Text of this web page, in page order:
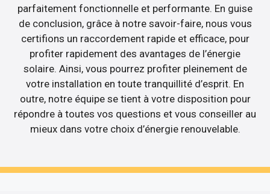
parfaitement fonctionnelle et performante. En guise
de conclusion, grâce à notre savoir-faire, nous vous
certifions un raccordement rapide et efficace, pour
profiter rapidement des avantages de l’énergie
solaire. Ainsi, vous pourrez profiter pleinement de
votre installation en toute tranquillité d’esprit. En
outre, notre équipe se tient à votre disposition pour
répondre à toutes vos questions et vous conseiller au
mieux dans votre choix d’énergie renouvelable.